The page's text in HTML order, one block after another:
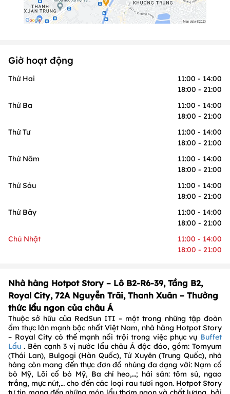
Giờ hoạt động
Thứ Hai
11:00 - 14:00
18:00 - 21:00
Thứ Ba
11:00 - 14:00
18:00 - 21:00
Thứ Tư
11:00 - 14:00
18:00 - 21:00
Thứ Năm
11:00 - 14:00
18:00 - 21:00
Thứ Sáu
11:00 - 14:00
18:00 - 21:00
Thứ Bảy
11:00 - 14:00
18:00 - 21:00
Chủ Nhật
11:00 - 14:00
18:00 - 21:00
Nhà hàng Hotpot Story – Lô B2-R6-39, Tầng B2,
Royal City, 72A Nguyễn Trãi, Thanh Xuân – Thưởng
thức lẩu ngon của châu Á
Thuộc sở hữu của RedSun ITI – một trong những tập đoàn
ẩm thực lớn mạnh bậc nhất Việt Nam, nhà hàng Hotpot Story
– Royal City có thế mạnh nổi trội trong việc phục vụ Buffet
Lẩu . Bên cạnh 3 vị nước lẩu châu Á độc đáo, gồm: Tomyum
(Thái Lan), Bulgogi (Hàn Quốc), Tứ Xuyên (Trung Quốc), nhà
hàng còn mang đến thực đơn đồ nhúng đa dạng với: Nạm cổ
bò Mỹ, Lõi cổ bò Mỹ, Ba chỉ heo,…; hải sản: tôm sú, ngao
trắng, mực nút,… cho đến các loại rau tươi ngon. Hotpot Story